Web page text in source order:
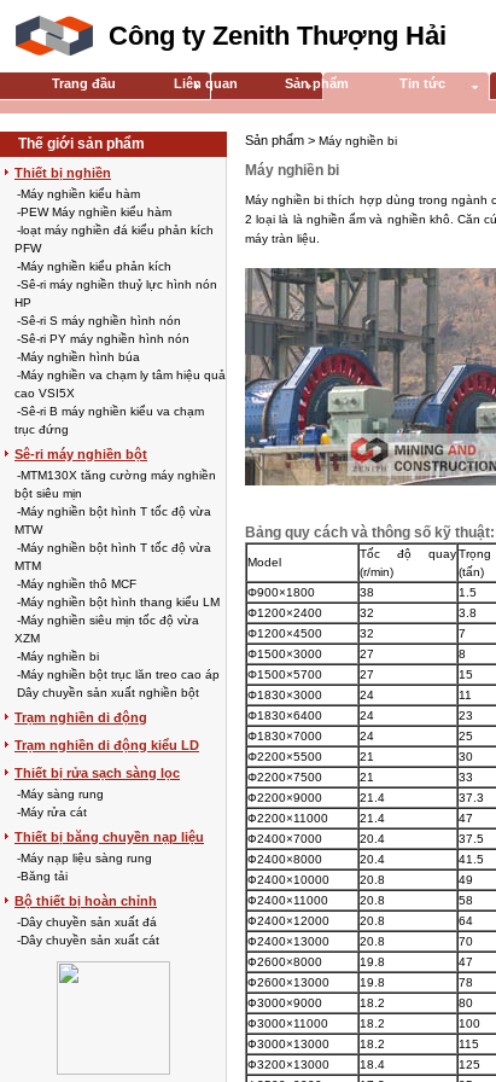
Công ty Zenith Thượng Hải
Trang đầu Liên quan Sản phẩm Tin tức
Thế giới sản phẩm
Thiết bị nghiền
-Máy nghiền kiểu hàm
-PEW Máy nghiền kiểu hàm
-loạt máy nghiền đá kiểu phản kích
PFW
-Máy nghiền kiểu phản kích
-Sê-ri máy nghiền thuỷ lực hình nón
HP
-Sê-ri S máy nghiền hình nón
-Sê-ri PY máy nghiền hình nón
-Máy nghiền hình búa
-Máy nghiền va chạm ly tâm hiệu quả
cao VSI5X
-Sê-ri B máy nghiền kiểu va chạm
trục đứng
Sê-ri máy nghiền bột
-MTM130X tăng cường máy nghiền
bột siêu mịn
-Máy nghiền bột hình T tốc độ vừa
MTW
-Máy nghiền bột hình T tốc độ vừa
MTM
-Máy nghiền thô MCF
-Máy nghiền bột hình thang kiểu LM
-Máy nghiền siêu mịn tốc độ vừa
XZM
-Máy nghiền bi
-Máy nghiền bột trục lăn treo cao áp
Dây chuyền sản xuất nghiền bột
Trạm nghiền di động
Trạm nghiền di động kiểu LD
Thiết bị rửa sạch sàng lọc
-Máy sàng rung
-Máy rửa cát
Thiết bị băng chuyền nạp liệu
-Máy nạp liệu sàng rung
-Băng tải
Bộ thiết bị hoàn chỉnh
-Dây chuyền sản xuất đá
-Dây chuyền sản xuất cát
Sản phẩm > Máy nghiền bi
Máy nghiền bi
Máy nghiền bi thích hợp dùng trong ngành
2 loại là là nghiền ẩm và nghiền khô. Căn
máy tràn liệu.
Bảng quy cách và thông số kỹ thuật:
Model
Tốc độ quay
(r/min)
(tấn)
Φ900×1800
38 1.5
Φ1200×2400
32 3.8
Φ1200×4500
32 7
Φ1500×3000
27 8
Φ1500×5700
27 15
Φ1830×3000
24 11
Φ1830×6400
24 23
Φ1830×7000
24 25
Φ2200×5500
21 30
Φ2200×7500
21 33
Ф2200×9000
21.4 37.3
Ф2200×11000
21.4 47
Ф2400×7000
20.4 37.5
Ф2400×8000
20.4 41.5
Ф2400×10000
20.8 49
Ф2400×11000
20.8 58
Ф2400×12000
20.8 64
Ф2400×13000
20.8 70
Ф2600×8000
19.8 47
Ф2600×13000
19.8 78
Ф3000×9000
18.2 80
Ф3000×11000
18.2 100
Ф3000×13000
18.2 115
Ф3200×13000
18.4 125